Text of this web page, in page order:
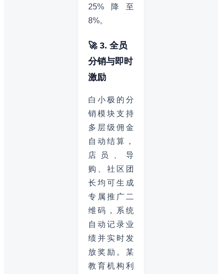
25%降至
8%。
🚀 3. 全员
分销与即时
激励
白小极的分
销模块支持
多层级佣金
自动结算，
店员、导
购、社区团
长均可生成
专属推广二
维码，系统
自动记录业
绩并实时发
放奖励。某
教育机构利